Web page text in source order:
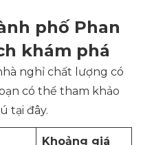
phố Phan
khám phá
nghỉ chất lượng có
có thể tham khảo
tại đây.
Khoảng giá